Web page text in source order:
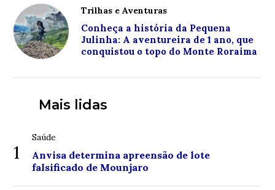
Trilhas e Aventuras
Conheça a história da Pequena
Julinha: A aventureira de 1 ano, que
conquistou o topo do Monte Roraima
Mais lidas
1
Saúde
Anvisa determina apreensão de lote
falsificado de Mounjaro